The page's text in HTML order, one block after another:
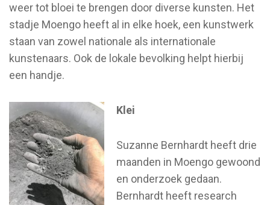
weer tot bloei te brengen door diverse kunsten. Het
stadje Moengo heeft al in elke hoek, een kunstwerk
staan van zowel nationale als internationale
kunstenaars. Ook de lokale bevolking helpt hierbij
een handje.
Klei
Suzanne Bernhardt heeft drie
maanden in Moengo gewoond
en onderzoek gedaan.
Bernhardt heeft research